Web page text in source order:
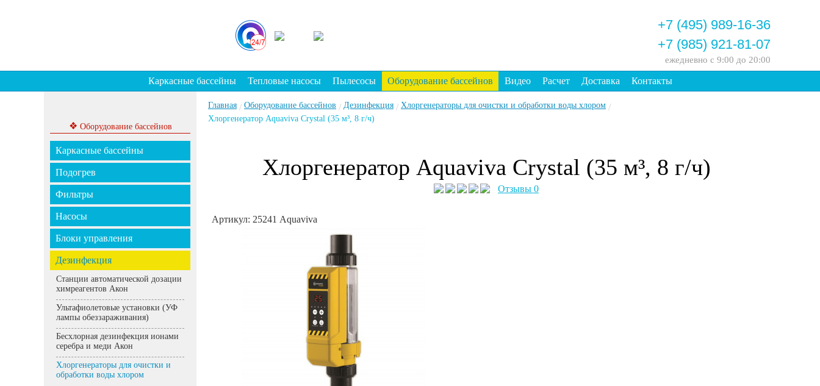
+7 (495) 989-16-36
+7 (985) 921-81-07
ежедневно с 9:00 до 20:00
Каркасные бассейны Тепловые насосы Пылесосы Оборудование бассейнов Видео Расчет Доставка Контакты
❖ Оборудование бассейнов
Каркасные бассейны
Подогрев
Фильтры
Насосы
Блоки управления
Дезинфекция
Станции автоматической дозации
химреагентов Акон
Ультафиолетовые установки (УФ
лампы обеззараживания)
Бесхлорная дезинфекция ионами
серебра и меди Акон
Хлоргенераторы для очистки и
обработки воды хлором
Главная / Оборудование бассейнов / Дезинфекция / Хлоргенераторы для очистки и обработки воды хлором /
Хлоргенератор Aquaviva Crystal (35 м³, 8 г/ч)
Хлоргенератор Aquaviva Crystal (35 м³, 8 г/ч)
Отзывы 0
Артикул: 25241 Aquaviva